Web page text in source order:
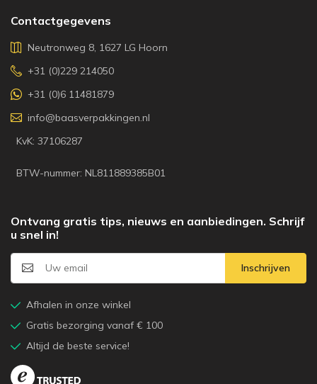
Contactgegevens
Neutronweg 8, 1627 LG Hoorn
+31 (0)229 214050
+31 (0)6 11481879
info@baasverpakkingen.nl
KvK: 37106287
BTW-nummer: NL811889385B01
Ontvang gratis tips, nieuws en aanbiedingen. Schrijf
u snel in!
Inschrijven
Afhalen in onze winkel
Gratis bezorging vanaf € 100
Altijd de beste service!